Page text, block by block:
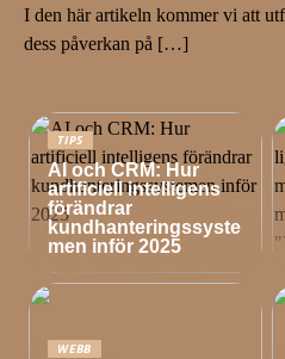
I den här artikeln kommer vi att
dess påverkan på […]
TIPS
AI och CRM: Hur
artificiell intelligens
förändrar
kundhanteringssyste
men inför 2025
WEBB